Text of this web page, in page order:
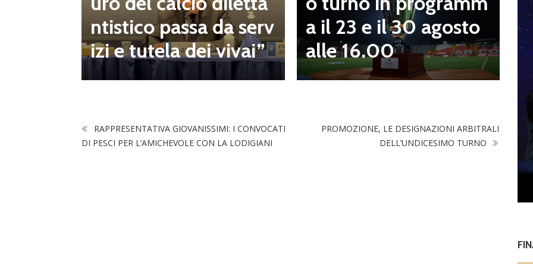
ntistico passa da serv
izi e tutela dei vivai”
a il 23 e il 30 agosto
alle 16.00
RAPPRESENTATIVA GIOVANISSIMI: I CONVOCATI
DI PESCI PER L’AMICHEVOLE CON LA LODIGIANI
PROMOZIONE, LE DESIGNAZIONI ARBITRALI
DELL’UNDICESIMO TURNO